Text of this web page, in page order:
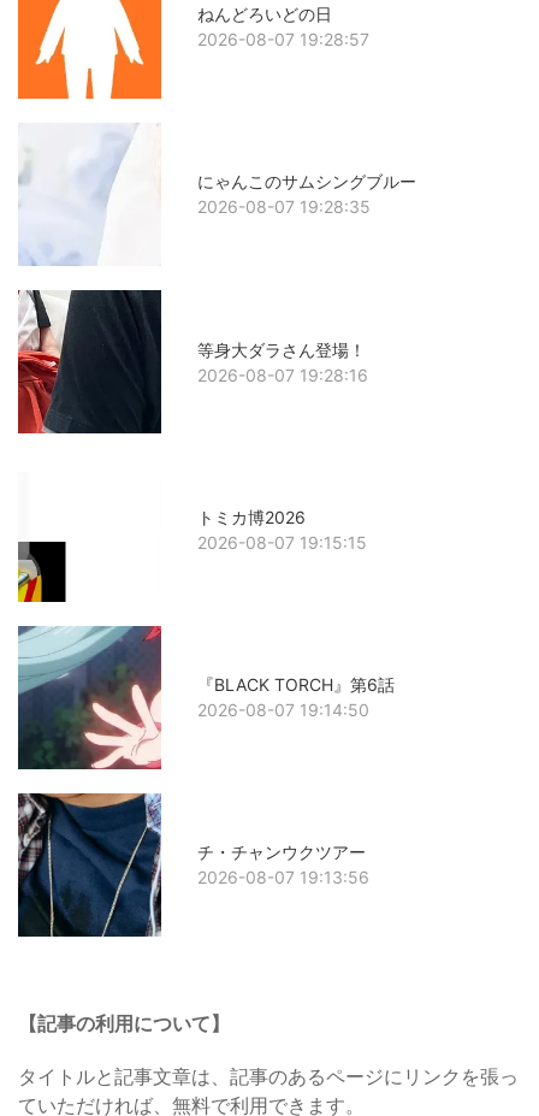
ねんどろいどの日
2026-08-07 19:28:57
にゃんこのサムシングブルー
2026-08-07 19:28:35
等身大ダラさん登場！
2026-08-07 19:28:16
トミカ博2026
2026-08-07 19:15:15
『BLACK TORCH』第6話
2026-08-07 19:14:50
チ・チャンウクツアー
2026-08-07 19:13:56
【記事の利用について】
タイトルと記事文章は、記事のあるページにリンクを張っ
ていただければ、無料で利用できます。